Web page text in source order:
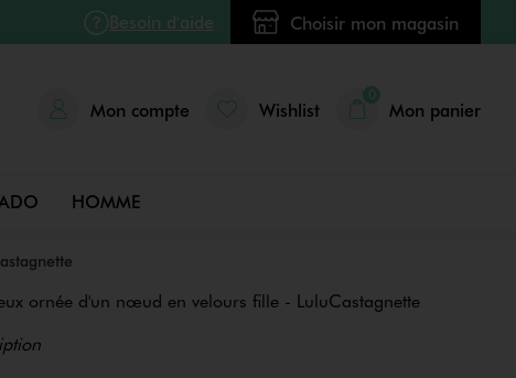
Besoin d'aide Choisir mon magasin
Mon compte Wishlist
0
Mon panier
HOMME
ornée d'un nœud en velours fille - LuluCastagnette